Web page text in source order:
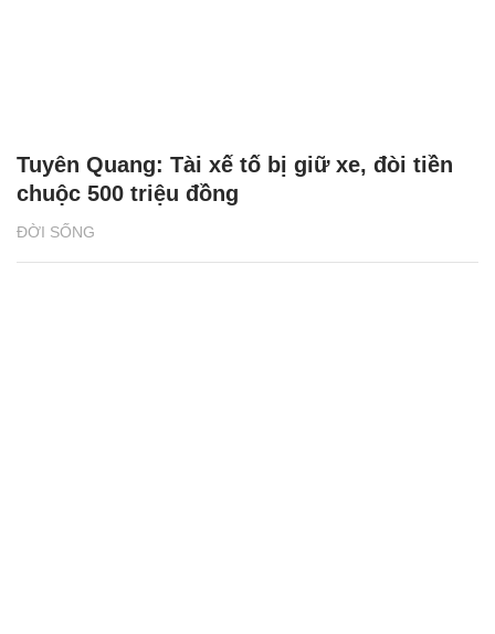
ĐỜI SỐNG
Tuyên Quang: Tài xế tố bị giữ xe, đòi tiền
chuộc 500 triệu đồng